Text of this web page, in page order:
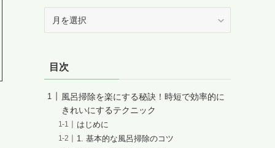
ブ目次
風呂掃除を楽にする秘訣！時短で効率的に
きれいにするテクニック
はじめに
1. 基本的な風呂掃除のコツ